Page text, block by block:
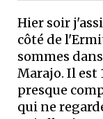
Hier soir
côté de
sommes
Marajo. Il est
presque
qui ne